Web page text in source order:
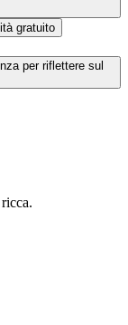
gratuito
per riflettere sul